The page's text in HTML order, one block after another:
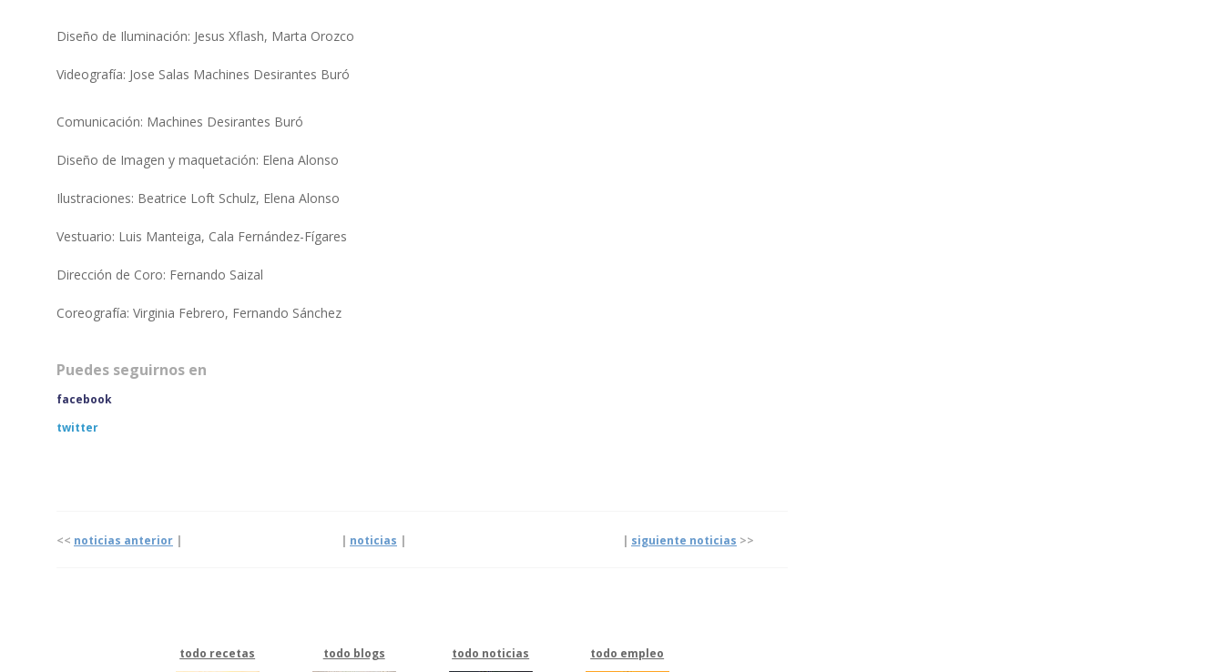
Diseño de Iluminación: Jesus Xflash, Marta Orozco
Videografía: Jose Salas Machines Desirantes Buró
Comunicación: Machines Desirantes Buró
Diseño de Imagen y maquetación: Elena Alonso
Ilustraciones: Beatrice Loft Schulz, Elena Alonso
Vestuario: Luis Manteiga, Cala Fernández-Fígares
Dirección de Coro: Fernando Saizal
Coreografía: Virginia Febrero, Fernando Sánchez
Puedes seguirnos en
facebook
twitter
<< noticias anterior | | noticias | | siguiente noticias >>
todo recetas todo blogs todo noticias todo empleo